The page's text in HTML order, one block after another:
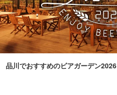
品川でおすすめのビアガーデン2026